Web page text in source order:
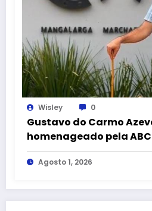
Wisley 0
Gustavo do Carmo
homenageado pela
a 43ª Exposição
Mangalarga Marchador
Agosto 1, 2026